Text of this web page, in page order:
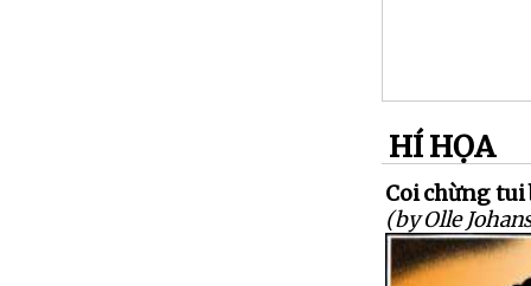
HÍ HỌA
Coi chừng tui
(by Olle